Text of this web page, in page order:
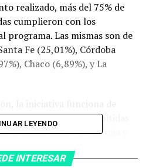
realizado, más del 75% de
cumplieron con los
programa. Las mismas son de
Fe (25,01%), Córdoba
Chaco (6,89%), y La
presentadas y admitidas
521.013 hectáreas de soja y
detallaron desde el
LEYENDO
INTERESAR